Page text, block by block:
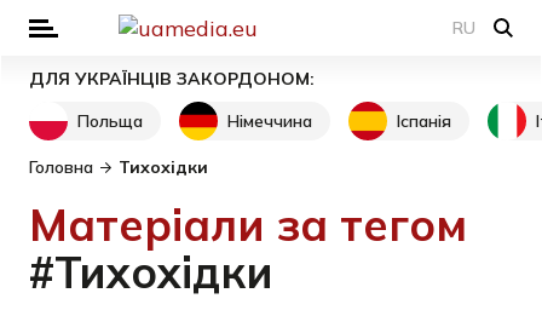
RU
ДЛЯ УКРАЇНЦІВ ЗАКОРДОНОМ:
Польща
Німеччина Іспанія
Головна Тихохідки
Матеріали за тегом
#Тихохідки